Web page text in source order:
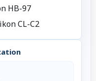
HB-97
CL-C2